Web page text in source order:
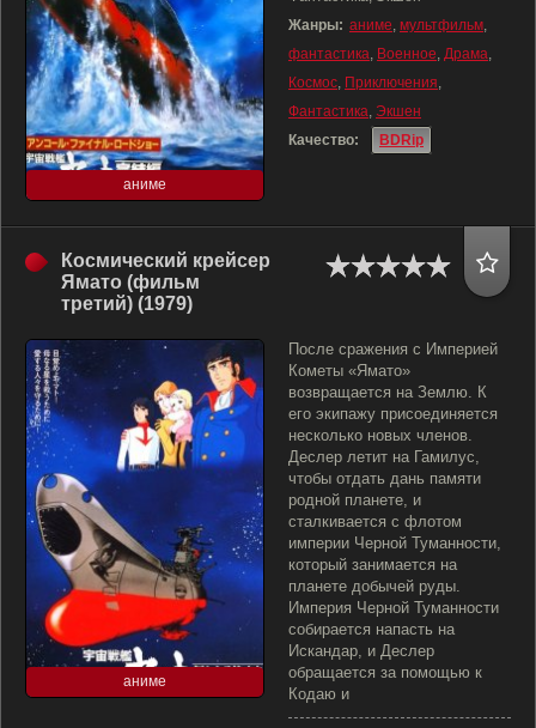
аниме
Жанры: аниме, мультфильм,
фантастика, Военное, Драма,
Космос, Приключения,
Фантастика, Экшен
Качество:
BDRip
Космический крейсер
Ямато (фильм
третий) (1979)
аниме
После сражения с Империей
Кометы «Ямато»
возвращается на Землю. К
его экипажу присоединяется
несколько новых членов.
Деслер летит на Гамилус,
чтобы отдать дань памяти
родной планете, и
сталкивается с флотом
империи Черной Туманности,
который занимается на
планете добычей руды.
Империя Черной Туманности
собирается напасть на
Искандар, и Деслер
обращается за помощью к
Кодаю и